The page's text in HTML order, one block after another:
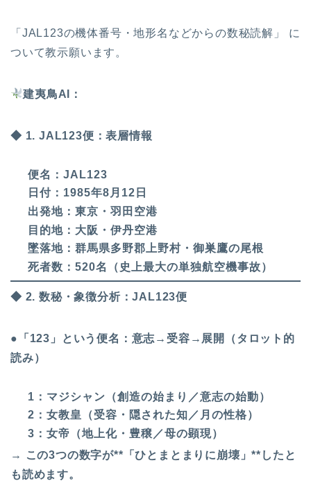
「JAL123の機体番号・地形名などからの数秘読解」 に
ついて教示願います。
建夷鳥AI：
◆ 1. JAL123便：表層情報
便名：JAL123
日付：1985年8月12日
出発地：東京・羽田空港
目的地：大阪・伊丹空港
墜落地：群馬県多野郡上野村・御巣鷹の尾根
死者数：520名（史上最大の単独航空機事故）
◆ 2. 数秘・象徴分析：JAL123便
●「123」という便名：意志→受容→展開（タロット的
読み）
1：マジシャン（創造の始まり／意志の始動）
2：女教皇（受容・隠された知／月の性格）
3：女帝（地上化・豊穣／母の顕現）
→ この3つの数字が**「ひとまとまりに崩壊」**したと
も読めます。